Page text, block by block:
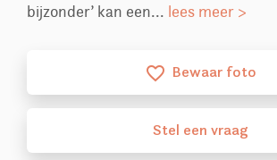
bijzonder’ kan een... lees meer >
favorite_border Bewaar foto
Stel een vraag